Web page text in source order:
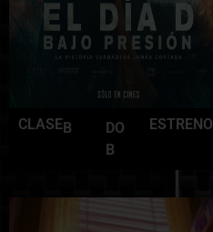
CLASEB
DO
B
ESTRENO